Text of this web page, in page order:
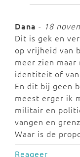
Dana - 18
Dit is gek en
op vrijheid van
meer zien maar
identiteit of van
En dit bij geen
meest erger ik
militair en
vangen en
Waar is de
Reageer